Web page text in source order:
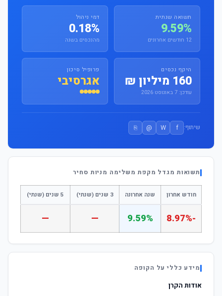
תשואה שנתית
9.59%
12 חודשים אחרונים
דמי ניהול
0.18%
מהנכסים בשנה
היקף נכסים
160 מיליון ₪
עודכן: 7 באוגוסט 2026
פרופיל סיכון
אגרסיבי
שיתוף: f
W
@
⎘
תשואות מגדל מקפת משלימה מניות סחיר
חודש אחרון שנה אחרונה 3 שנים (שנתי) 5 שנים (שנתי)
-8.97%
9.59%
—
—
מידע כללי על הקופה
אודות הקרן